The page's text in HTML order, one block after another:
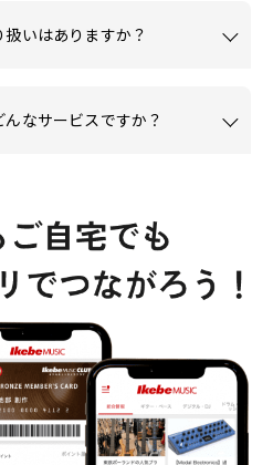
いはありますか？
なサービスですか？